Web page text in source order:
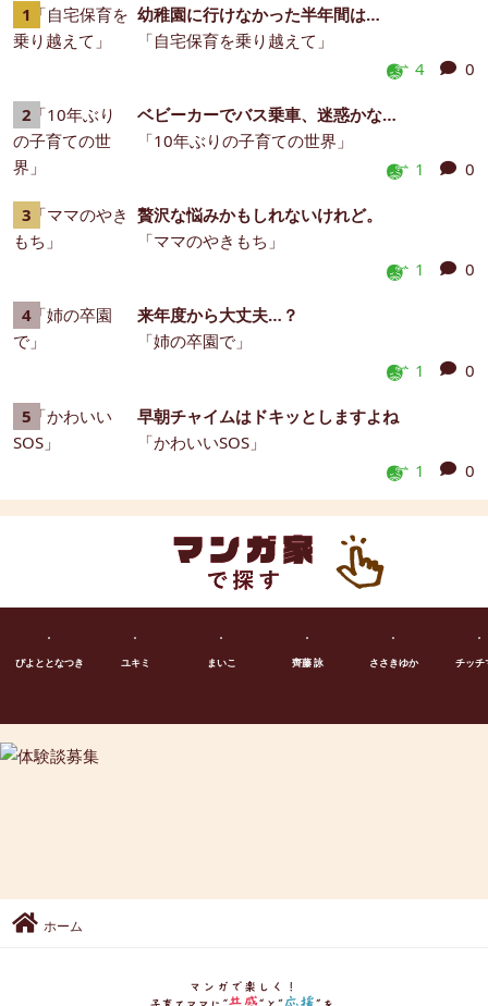
幼稚園に行けなかった半年間は…
「自宅保育を乗り越えて」
4
0
ベビーカーでバス乗車、迷惑かな…
「10年ぶりの子育ての世界」
1
0
贅沢な悩みかもしれないけれど。
「ママのやきもち」
1
0
来年度から大丈夫…？
「姉の卒園で」
1
0
早朝チャイムはドキッとしますよね
「かわいいSOS」
1
0
ぴよととなつき ユキミ まいこ 齊藤 詠 ささきゆか チッチ
ホーム